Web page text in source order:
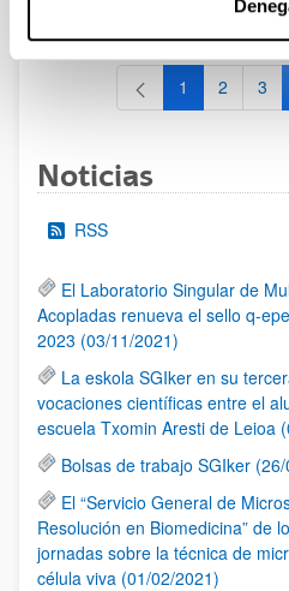
al 30/07/2026 (ambos incluídos)
Página
1 Página
2 3
Noticias
RSS
El Laboratorio Singular de
Acopladas renueva el sello q-
2023 (03/11/2021)
La eskola SGIker en su
vocaciones científicas entre el
escuela Txomin Aresti de Leioa
Bolsas de trabajo SGIker
El “Servicio General de
Resolución en Biomedicina” de
jornadas sobre la técnica de
célula viva (01/02/2021)